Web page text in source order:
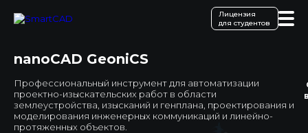
Лицензия
для студентов
nanoCAD GeoniCS
Профессиональный инструмент для автоматизации
проектно-изыскательских работ в области
землеустройства, изысканий и генплана, проектирования и
моделирования инженерных коммуникаций и линейно-
протяженных объектов.